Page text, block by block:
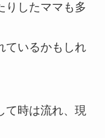
りしたママも多
ているかもしれ
て時は流れ、現